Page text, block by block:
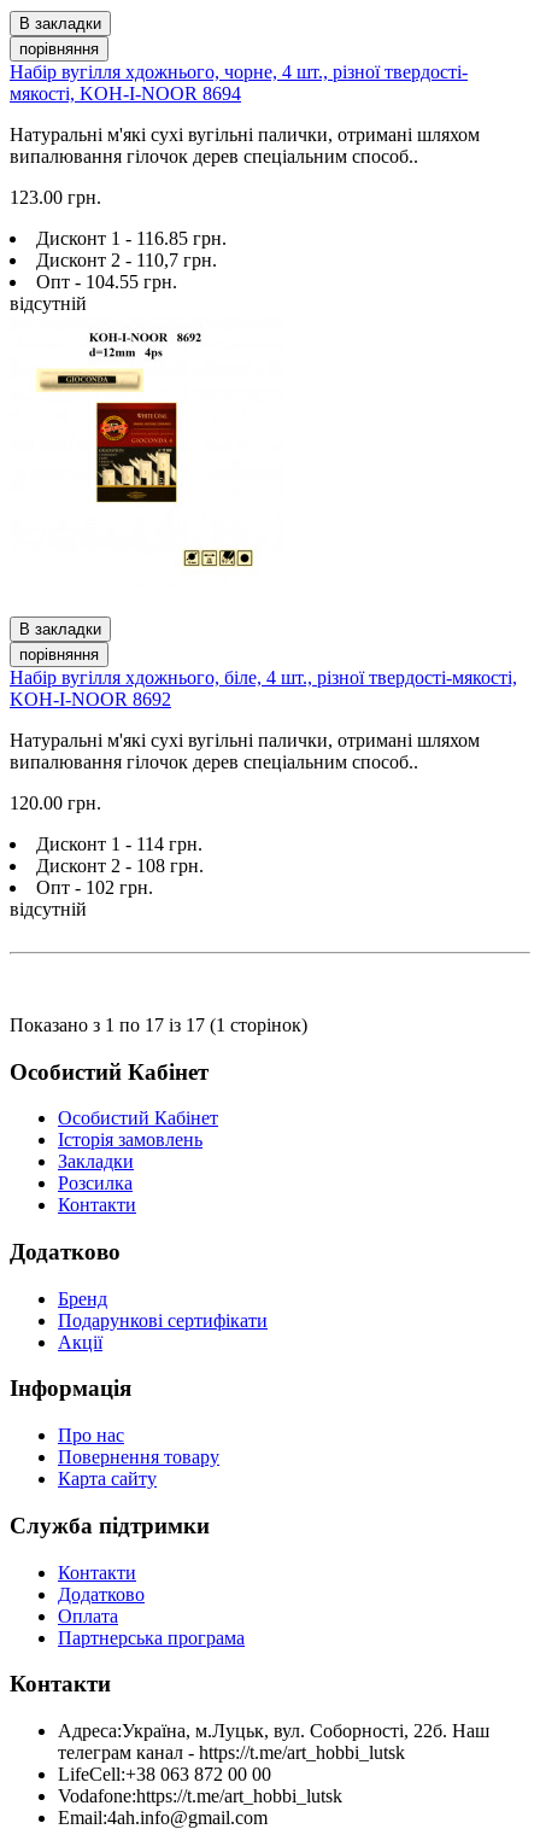
В закладки
порівняння
Набір вугілля хдожнього, чорне, 4 шт., різної твердості-
мякості, KOH-I-NOOR 8694
Натуральні м'які сухі вугільні палички, отримані шляхом
випалювання гілочок дерев спеціальним способ..
123.00 грн.
Дисконт 1 - 116.85 грн.
Дисконт 2 - 110,7 грн.
Опт - 104.55 грн.
відсутній
В закладки
порівняння
Набір вугілля хдожнього, біле, 4 шт., різної твердості-мякості,
KOH-I-NOOR 8692
Натуральні м'які сухі вугільні палички, отримані шляхом
випалювання гілочок дерев спеціальним способ..
120.00 грн.
Дисконт 1 - 114 грн.
Дисконт 2 - 108 грн.
Опт - 102 грн.
відсутній
Показано з 1 по 17 із 17 (1 сторінок)
Особистий Кабінет
Особистий Кабінет
Історія замовлень
Закладки
Розсилка
Контакти
Додатково
Бренд
Подарункові сертифікати
Акції
Інформація
Про нас
Повернення товару
Карта сайту
Служба підтримки
Контакти
Додатково
Оплата
Партнерська програма
Контакти
Адреса:Україна, м.Луцьк, вул. Соборності, 22б. Наш
телеграм канал - https://t.me/art_hobbi_lutsk
LifeCell:+38 063 872 00 00
Vodafone:https://t.me/art_hobbi_lutsk
Email:4ah.info@gmail.com